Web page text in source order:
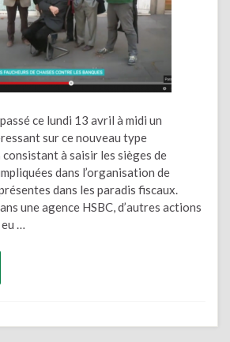
ce lundi 13 avril à midi un
sur ce nouveau type
à saisir les sièges de
dans l’organisation de
dans les paradis fiscaux.
une agence HSBC, d’autres actions
…